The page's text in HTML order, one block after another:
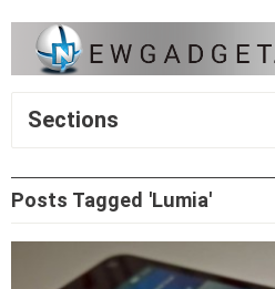
Sections
Posts Tagged 'Lumia'